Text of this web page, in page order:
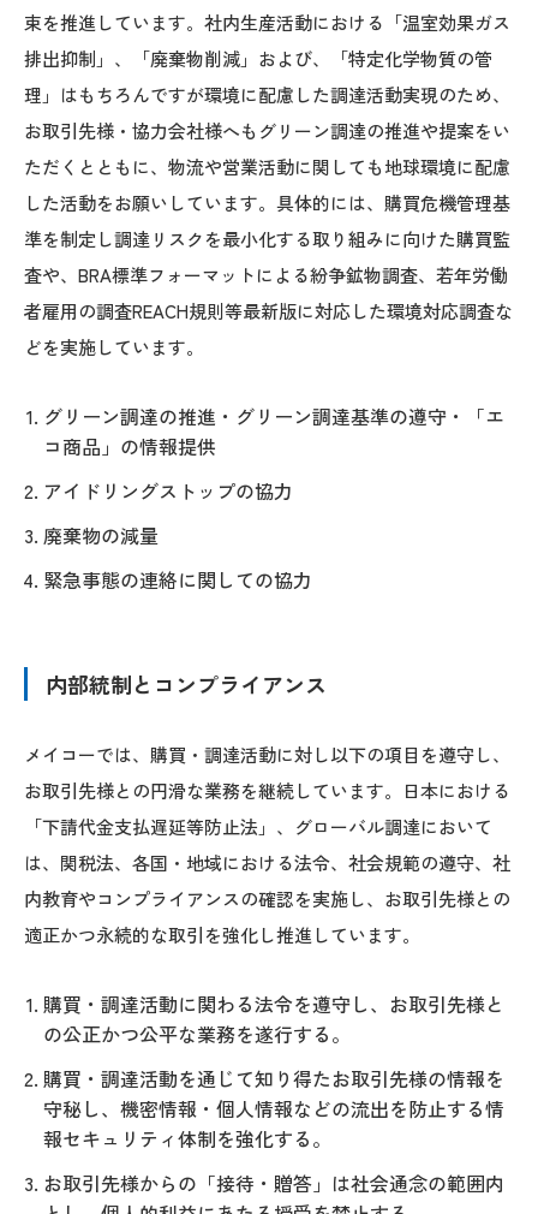
束を推進しています。社内生産活動における「温室効果ガス
排出抑制」、「廃棄物削減」および、「特定化学物質の管
理」はもちろんですが環境に配慮した調達活動実現のため、
お取引先様・協力会社様へもグリーン調達の推進や提案をい
ただくとともに、物流や営業活動に関しても地球環境に配慮
した活動をお願いしています。具体的には、購買危機管理基
準を制定し調達リスクを最小化する取り組みに向けた購買監
査や、BRA標準フォーマットによる紛争鉱物調査、若年労働
者雇用の調査REACH規則等最新版に対応した環境対応調査な
どを実施しています。
グリーン調達の推進・グリーン調達基準の遵守・「エ
コ商品」の情報提供
アイドリングストップの協力
廃棄物の減量
緊急事態の連絡に関しての協力
内部統制とコンプライアンス
メイコーでは、購買・調達活動に対し以下の項目を遵守し、
お取引先様との円滑な業務を継続しています。日本における
「下請代金支払遅延等防止法」、グローバル調達において
は、関税法、各国・地域における法令、社会規範の遵守、社
内教育やコンプライアンスの確認を実施し、お取引先様との
適正かつ永続的な取引を強化し推進しています。
購買・調達活動に関わる法令を遵守し、お取引先様と
の公正かつ公平な業務を遂行する。
購買・調達活動を通じて知り得たお取引先様の情報を
守秘し、機密情報・個人情報などの流出を防止する情
報セキュリティ体制を強化する。
お取引先様からの「接待・贈答」は社会通念の範囲内